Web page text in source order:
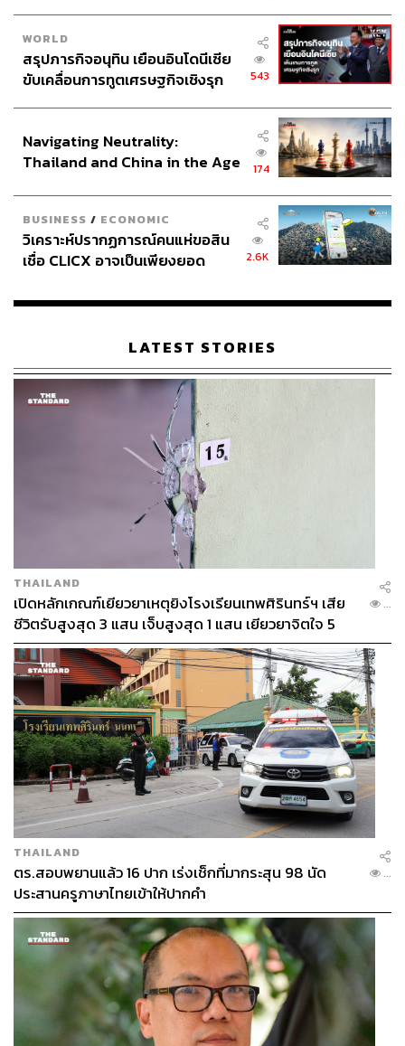
350
ABOUT THE AUTHOR
THE STANDARD TEAM
กองบรรณาธิการ THE STANDARD
WORLD
สรุปภารกิจอนุทิน เยือนอินโดนีเซีย
ขับเคลื่อนการทูตเศรษฐกิจเชิงรุก
543
Navigating Neutrality:
Thailand and China in the Age
174
BUSINESS / ECONOMIC
วิเคราะห์ปรากฏการณ์คนแห่ขอสิน
เชื่อ CLICX อาจเป็นเพียงยอด
เรือนไทยที่ถูกซุกไว้
2.6K
LATEST STORIES
THAILAND
เปิดหลักเกณฑ์เยียวยาเหตุยิงโรงเรียนเทพศิรินทร์ฯ เสีย
ชีวิตรับสูงสุด 3 แสน เจ็บสูงสุด 1 แสน เยียวยาจิตใจ 5
ระดับ
...
THAILAND
ตร.สอบพยานแล้ว 16 ปาก เร่งเช็กที่มากระสุน 98 นัด
ประสานครูภาษาไทยเข้าให้ปากคำ
...